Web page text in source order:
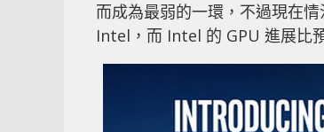
而成為最弱的一環，不過現在
Intel，而 Intel 的 GPU 進展比